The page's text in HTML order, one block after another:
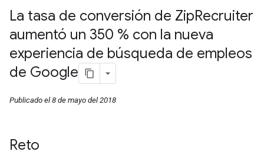
La tasa de conversión de ZipRecruiter
aumentó un 350 % con la nueva
experiencia de búsqueda de empleos
de Google
Publicado el 8 de mayo del 2018
Reto